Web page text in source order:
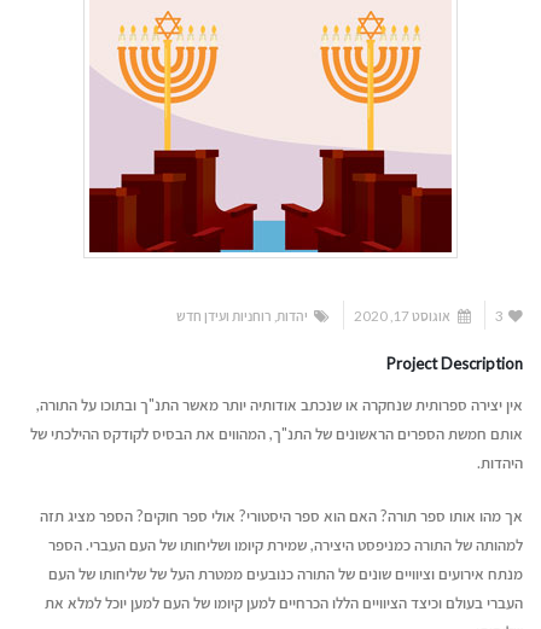
3 אוגוסט 17, 2020 יהדות רוחניות ועידן חדש
Project Description
אין יצירה ספרותית שנחקרה או שנכתב אודותיה יותר מאשר התנ"ך ובתוכו על התורה,
אותם חמשת הספרים הראשונים של התנ"ך, המהווים את הבסיס לקודקס ההילכתי של
היהדות.
אך מהו אותו ספר תורה? האם הוא ספר היסטורי? אולי ספר חוקים? הספר מציג תזה
למהותה של התורה כמניפסט היצירה, שמירת קיומו ושליחותו של העם העברי. הספר
מנתח אירועים וציוויים שונים של התורה כנובעים ממטרת העל של שליחותו של העם
העברי בעולם וכיצד הציוויים הללו הכרחיים למען קיומו של העם למען יוכל למלא את